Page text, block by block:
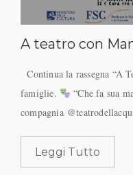
A teatro con
Continua la rassegna “A
famiglie.
“Che fa sua
compagnia
Leggi Tutto